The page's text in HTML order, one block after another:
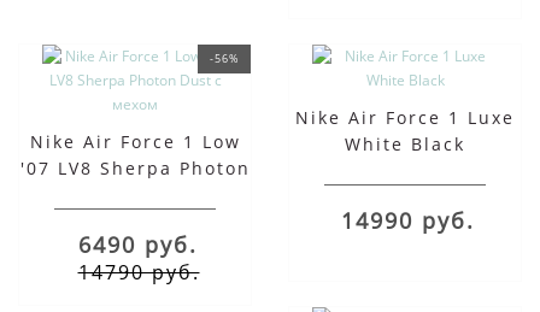
-56%
Nike Air Force 1 Low
'07 LV8 Sherpa Photon
6490 руб.
14790 руб.
Nike Air Force 1 Luxe
White Black
14990 руб.